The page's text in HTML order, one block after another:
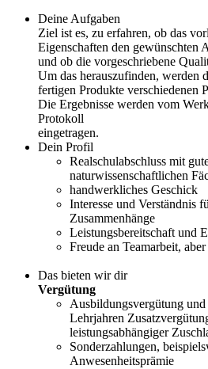
Deine Aufgaben
Ziel ist es, zu erfahren, ob das
Eigenschaften den gewünschten
und ob die vorgeschriebene
Um das herauszufinden, werden
fertigen Produkte verschiedenen
Die Ergebnisse werden vom
Protokoll
eingetragen.
Dein Profil
Realschulabschluss mit
naturwissenschaftlichen
handwerkliches Geschick
Interesse und Verständnis
Zusammenhänge
Leistungsbereitschaft und
Freude an Teamarbeit,
Das bieten wir dir
Vergütung
Ausbildungsvergütung und
Lehrjahren
leistungsabhängiger
Sonderzahlungen,
Anwesenheitsprämie‎